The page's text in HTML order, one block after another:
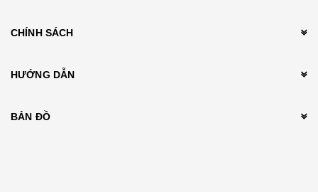
CHÍNH SÁCH
HƯỚNG DẪN
BẢN ĐỒ